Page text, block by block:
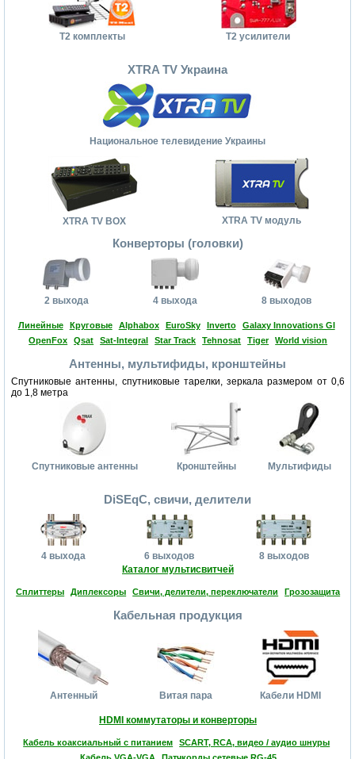
Т2 комплекты Т2 усилители
XTRA TV Украина
Национальное телевидение Украины
XTRA TV BOX XTRA TV модуль
Конверторы (головки)
2 выхода 4 выхода 8 выходов
Линейные Круговые Alphabox EuroSky Inverto
Galaxy Innovations GI
OpenFox
Qsat Sat-Integral Star Track Tehnosat Tiger World vision
Антенны, мультифиды, кронштейны
Спутниковые антенны, спутниковые тарелки, зеркала размером от 0,6
до 1,8 метра
Спутниковые антенны Кронштейны Мультифиды
DiSEqC, свичи, делители
4 выхода 6 выходов
8 выходов
Каталог мультисвитчей
Сплиттеры Диплексоры Свичи, делители, переключатели Грозозащита
Кабельная продукция
Антенный Витая пара Кабели HDMI
HDMI коммутаторы и конверторы
Кабель коаксиальный с питанием
SCART, RCA, видео / аудио шнуры